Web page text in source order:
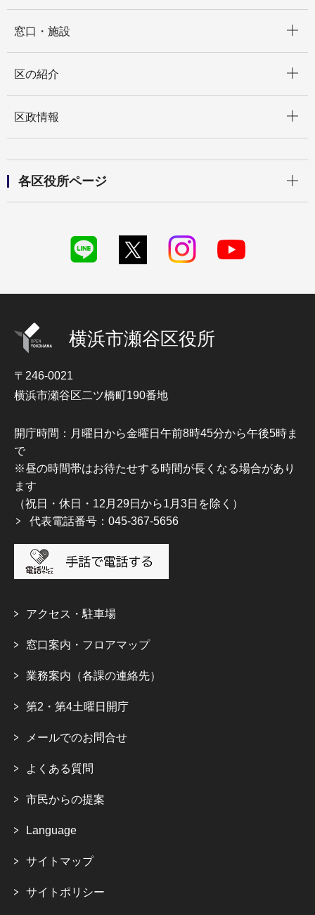
窓口・施設
区の紹介
区政情報
各区役所ページ
横浜市瀬谷区役所
〒246-0021
横浜市瀬谷区二ツ橋町190番地
開庁時間：月曜日から金曜日午前8時45分から午後5時ま
で
※昼の時間帯はお待たせする時間が長くなる場合があり
ます
（祝日・休日・12月29日から1月3日を除く）
代表電話番号：045-367-5656
アクセス・駐車場
窓口案内・フロアマップ
業務案内（各課の連絡先）
第2・第4土曜日開庁
メールでのお問合せ
よくある質問
市民からの提案
Language
サイトマップ
サイトポリシー